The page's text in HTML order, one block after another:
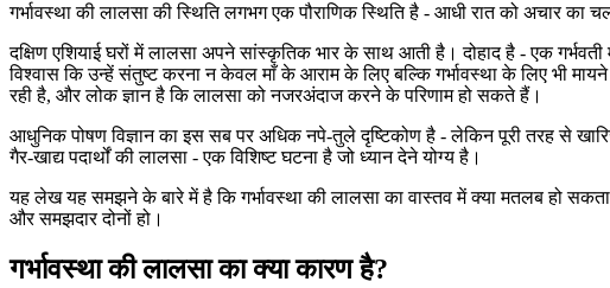
गर्भावस्था की लालसा की स्थिति लगभग एक पौराणिक स्थिति है - आधी रात को अचार
दक्षिण एशियाई घरों में लालसा अपने सांस्कृतिक भार के साथ आती है। दोहाद है - एक
विश्वास कि उन्हें संतुष्ट करना न केवल माँ के आराम के लिए बल्कि गर्भावस्था के लिए भी
रही है, और लोक ज्ञान है कि लालसा को नजरअंदाज करने के परिणाम हो सकते हैं।
आधुनिक पोषण विज्ञान का इस सब पर अधिक नपे-तुले दृष्टिकोण है - लेकिन पूरी तरह से
गैर-खाद्य पदार्थों की लालसा - एक विशिष्ट घटना है जो ध्यान देने योग्य है।
यह लेख यह समझने के बारे में है कि गर्भावस्था की लालसा का वास्तव में क्या मतलब हो
और समझदार दोनों हो।
गर्भावस्था की लालसा का क्या कारण है?